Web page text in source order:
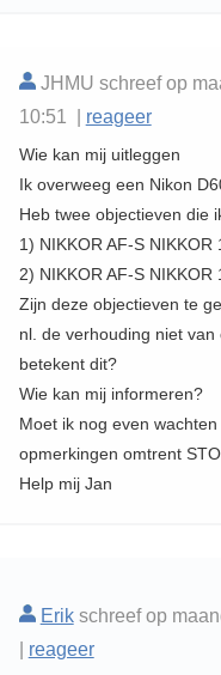
JHMU schreef op
10:51 | reageer
Wie kan mij uitleggen
Ik overweeg een Nikon
Heb twee objectieven die
1) NIKKOR AF-S
2) NIKKOR AF-S
Zijn deze objectieven te
nl. de verhouding niet
betekent dit?
Wie kan mij informeren?
Moet ik nog even
opmerkingen omtrent
Help mij Jan
Erikschreef op
reageer